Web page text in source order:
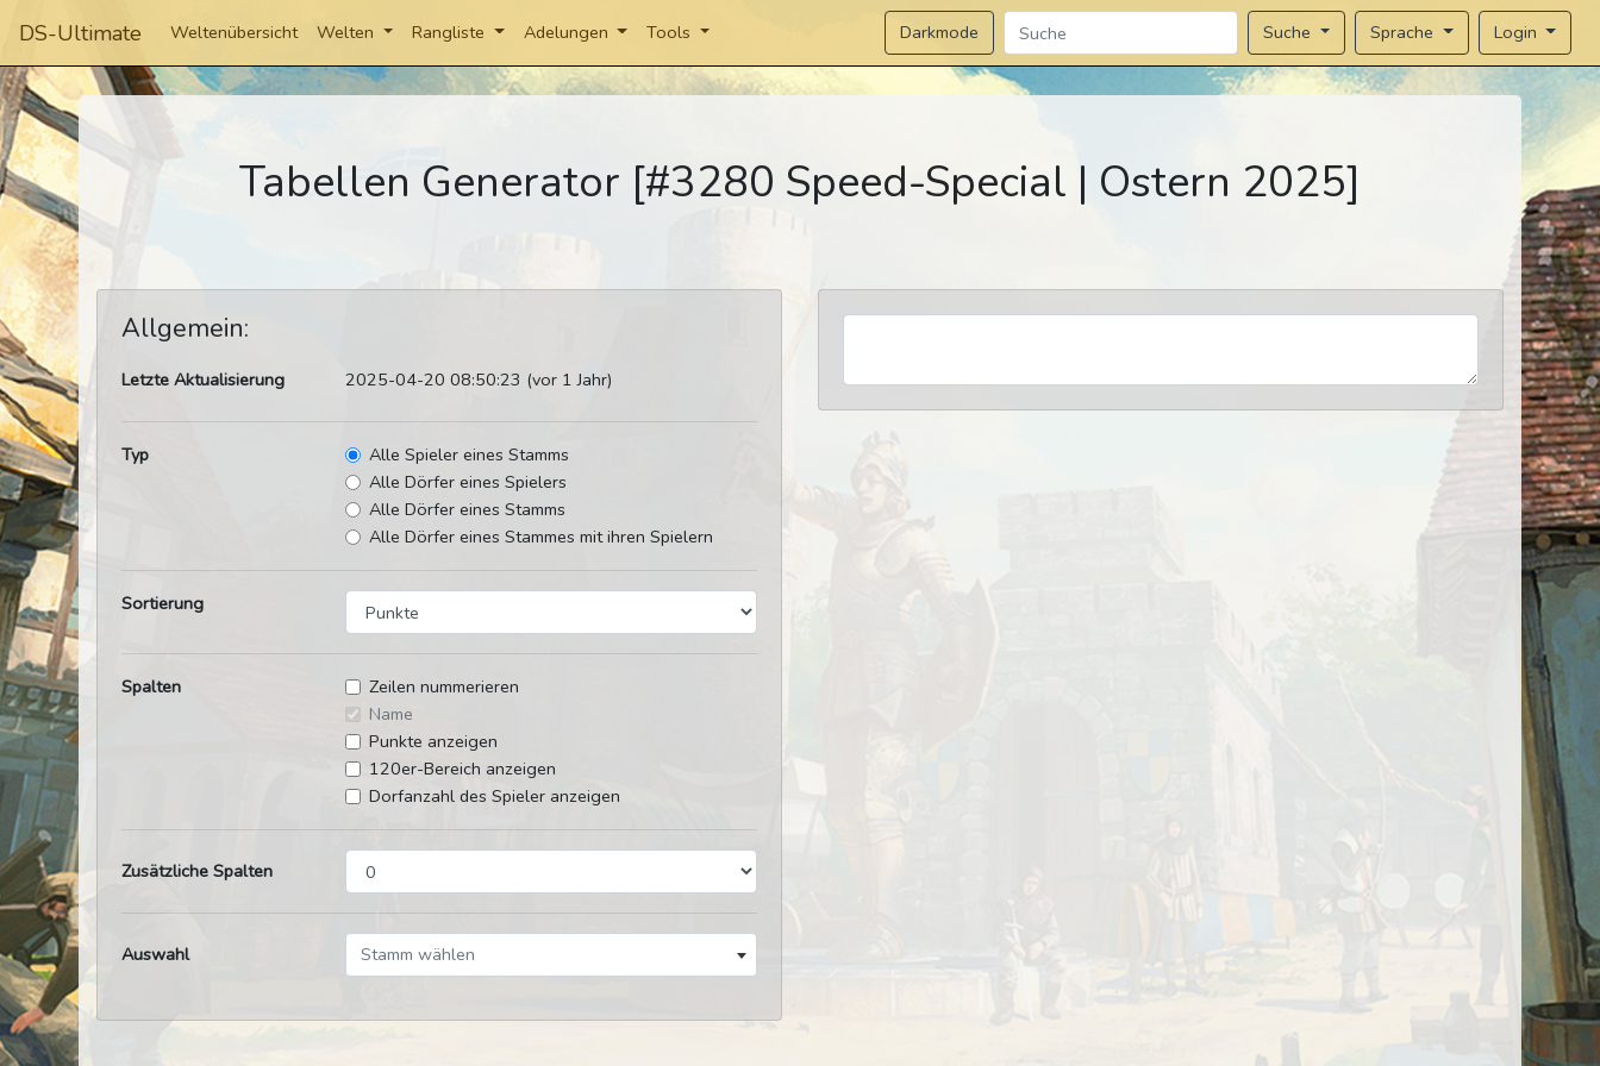
DS-Ultimate Weltenübersicht Welten Rangliste Adelungen Tools Darkmode Suche Sprache Login
Tabellen Generator [#3280 Speed-Special | Ostern 2025]
Allgemein:
Letzte Aktualisierung 2025-04-20 08:50:23 (vor 1 Jahr)
Typ
Alle Spieler eines Stamms
Alle Dörfer eines Spielers
Alle Dörfer eines Stamms
Alle Dörfer eines Stammes mit ihren Spielern
Sortierung
Spalten
Zeilen nummerieren
Name
Punkte anzeigen
120er-Bereich anzeigen
Dorfanzahl des Spieler anzeigen
Zusätzliche Spalten
Auswahl Stamm wählen